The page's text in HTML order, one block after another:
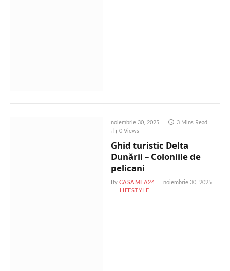
noiembrie 30, 2025
3 Mins Read
0 Views
Ghid turistic Delta
Dunării – Coloniile de
pelicani
By CASAMEA24
noiembrie 30, 2025
LIFESTYLE